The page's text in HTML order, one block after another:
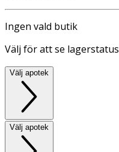
Ingen vald butik
Välj för att se lagerstatus
Välj apotek
Välj apotek